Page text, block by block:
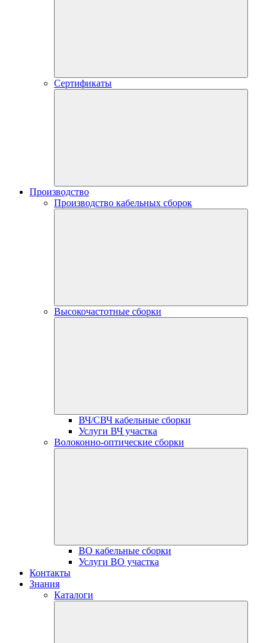
Сертификаты
Производство
Производство кабельных сборок
Высокочастотные сборки
ВЧ/СВЧ кабельные сборки
Услуги ВЧ участка
Волоконно-оптические сборки
ВО кабельные сборки
Услуги ВО участка
Контакты
Знания
Каталоги